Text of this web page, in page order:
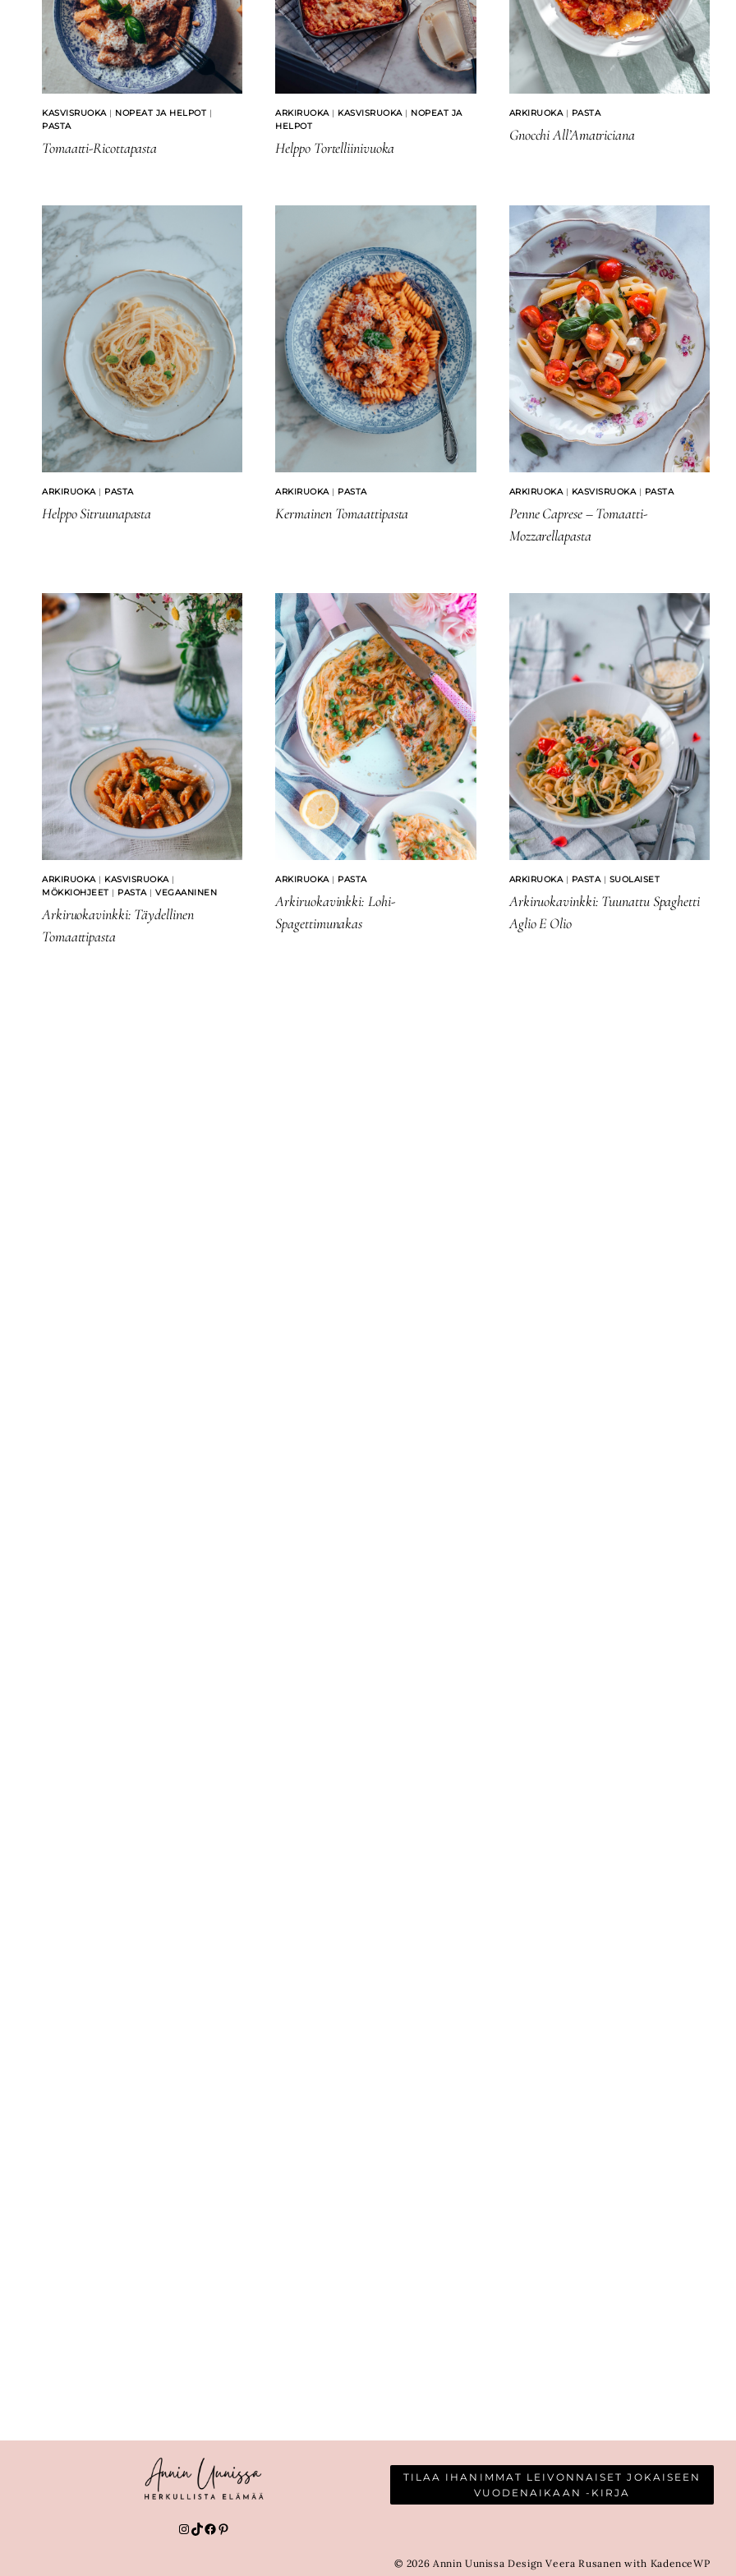
KASVISRUOKA| NOPEAT JA HELPOT |
PASTA
Tomaatti-Ricottapasta
ARKIRUOKA| KASVISRUOKA| NOPEAT JA
HELPOT
Helppo Tortelliinivuoka
ARKIRUOKA| PASTA
Gnocchi All’Amatriciana
ARKIRUOKA| PASTA
Helppo Sitruunapasta
ARKIRUOKA| PASTA
Kermainen Tomaattipasta
ARKIRUOKA| KASVISRUOKA| PASTA
Penne Caprese – Tomaatti-
Mozzarellapasta
ARKIRUOKA| KASVISRUOKA|
MÖKKIOHJEET | PASTA| VEGAANINEN
Arkiruokavinkki: Täydellinen
Tomaattipasta
ARKIRUOKA| PASTA
Arkiruokavinkki: Lohi-
Spagettimunakas
ARKIRUOKA| PASTA| SUOLAISET
Arkiruokavinkki: Tuunattu Spaghetti
Aglio E Olio
Instagram
TikTok
Facebook
Pinterest
TILAA IHANIMMAT LEIVONNAISET JOKAISEEN
VUODENAIKAAN -KIRJA
© 2026 Annin Uunissa Design Veera Rusanen with KadenceWP